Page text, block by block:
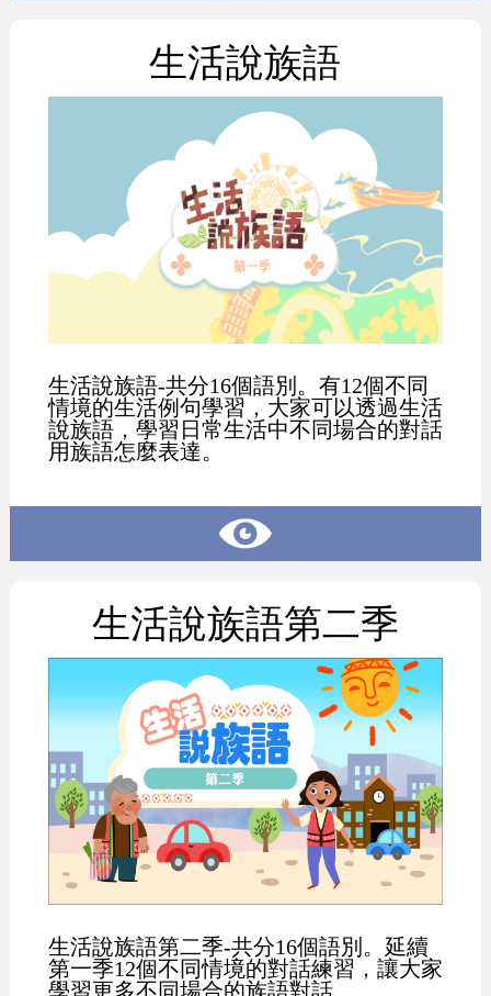
生活說族語
生活說族語-共分16個語別。有12個不同
情境的生活例句學習，大家可以透過生活
說族語，學習日常生活中不同場合的對話
用族語怎麼表達。
生活說族語第二季
生活說族語第二季-共分16個語別。延續
第一季12個不同情境的對話練習，讓大家
學習更多不同場合的族語對話。